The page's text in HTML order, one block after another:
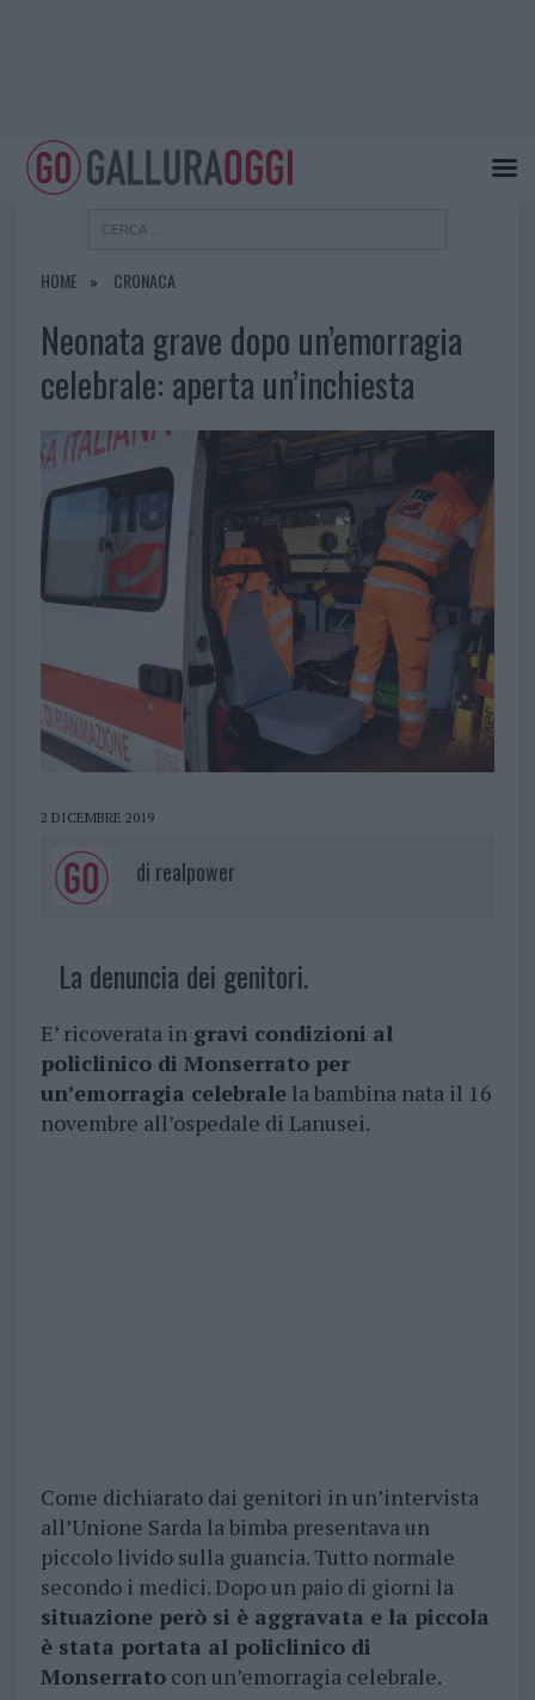
HOME CRONACA
Neonata grave dopo un’emorragia
celebrale: aperta un’inchiesta
2 DICEMBRE 2019
di realpower
La denuncia dei genitori.
E’ ricoverata ingravi condizioni al
policlinico di Monserrato per
un’emorragia celebralela bambina nata il 16
novembre all’ospedale di Lanusei.
Come dichiarato dai genitori in un’intervista
all’Unione Sarda la bimba presentava un
piccolo livido sulla guancia. Tutto normale
secondo i medici. Dopo un paio di giorni la
situazione però si è aggravata e la piccola
è stata portata al policlinico di
Monserratocon un’emorragia celebrale.